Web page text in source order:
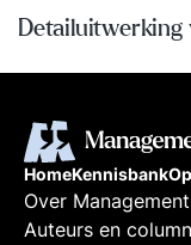
Detailuitwerking
HomeKennisbank
Over
Auteurs en